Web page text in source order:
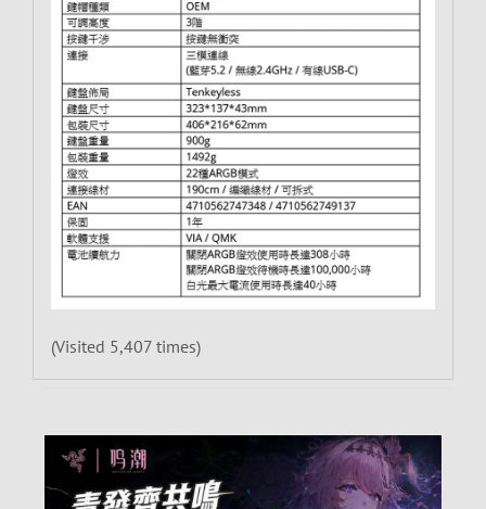
(Visited 5,407 times)